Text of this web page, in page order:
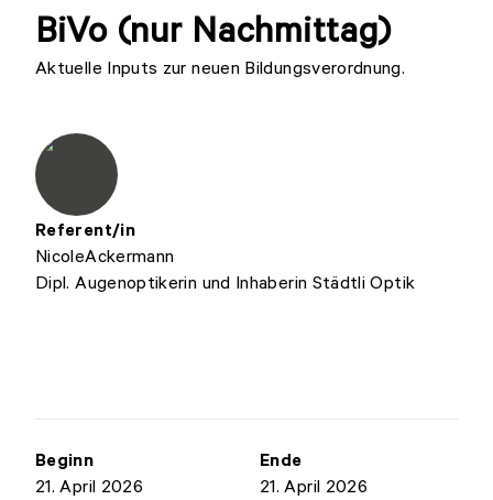
BiVo (nur Nachmittag)
Aktuelle Inputs zur neuen Bildungsverordnung.
Referent/in
NicoleAckermann
Dipl. Augenoptikerin und Inhaberin Städtli Optik
Beginn
21. April 2026
Ende
21. April 2026